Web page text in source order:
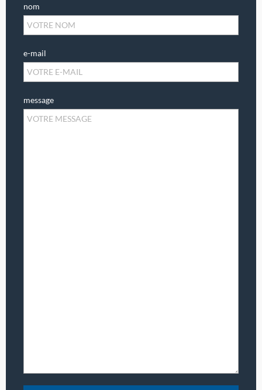
nom
e-mail
message